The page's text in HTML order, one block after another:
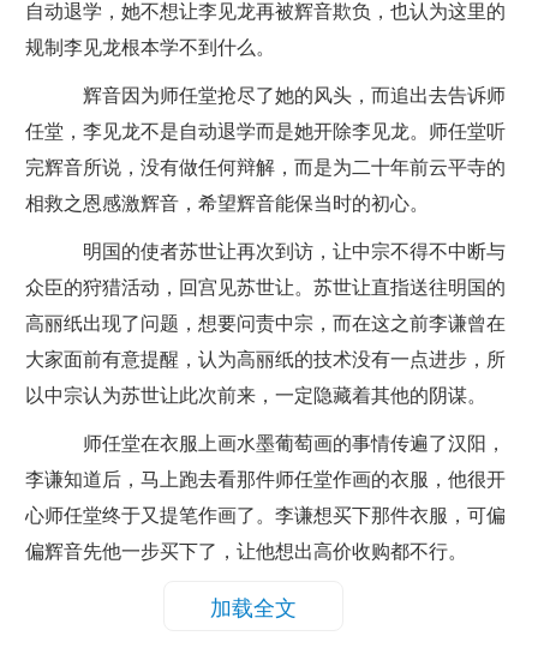
自动退学，她不想让李见龙再被辉音欺负，也认为这里的
规制李见龙根本学不到什么。
辉音因为师任堂抢尽了她的风头，而追出去告诉师
任堂，李见龙不是自动退学而是她开除李见龙。师任堂听
完辉音所说，没有做任何辩解，而是为二十年前云平寺的
相救之恩感激辉音，希望辉音能保当时的初心。
明国的使者苏世让再次到访，让中宗不得不中断与
众臣的狩猎活动，回宫见苏世让。苏世让直指送往明国的
高丽纸出现了问题，想要问责中宗，而在这之前李谦曾在
大家面前有意提醒，认为高丽纸的技术没有一点进步，所
以中宗认为苏世让此次前来，一定隐藏着其他的阴谋。
师任堂在衣服上画水墨葡萄画的事情传遍了汉阳，
李谦知道后，马上跑去看那件师任堂作画的衣服，他很开
心师任堂终于又提笔作画了。李谦想买下那件衣服，可偏
偏辉音先他一步买下了，让他想出高价收购都不行。
加载全文